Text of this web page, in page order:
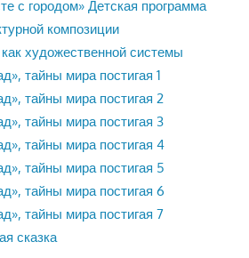
с городом» Детская программа
композиции
художественной системы
тайны мира постигая 1
тайны мира постигая 2
тайны мира постигая 3
тайны мира постигая 4
тайны мира постигая 5
тайны мира постигая 6
тайны мира постигая 7
сказка